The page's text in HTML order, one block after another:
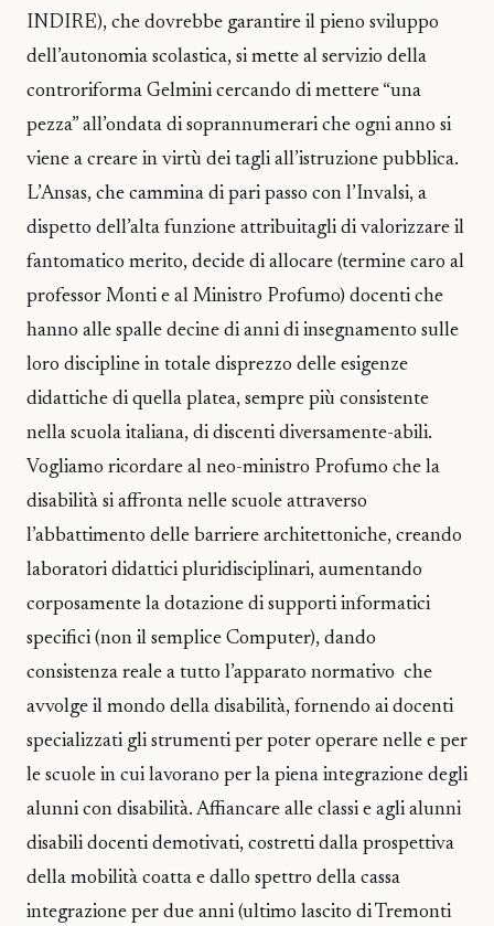
INDIRE), che dovrebbe garantire il pieno sviluppo
dell’autonomia scolastica, si mette al servizio della
controriforma Gelmini cercando di mettere “una
pezza” all’ondata di soprannumerari che ogni anno si
viene a creare in virtù dei tagli all’istruzione pubblica.
L’Ansas, che cammina di pari passo con l’Invalsi, a
dispetto dell’alta funzione attribuitagli di valorizzare il
fantomatico merito, decide di allocare (termine caro al
professor Monti e al Ministro Profumo) docenti che
hanno alle spalle decine di anni di insegnamento sulle
loro discipline in totale disprezzo delle esigenze
didattiche di quella platea, sempre più consistente
nella scuola italiana, di discenti diversamente-abili.
Vogliamo ricordare al neo-ministro Profumo che la
disabilità si affronta nelle scuole attraverso
l’abbattimento delle barriere architettoniche, creando
laboratori didattici pluridisciplinari, aumentando
corposamente la dotazione di supporti informatici
specifici (non il semplice Computer), dando
consistenza reale a tutto l’apparato normativo che
avvolge il mondo della disabilità, fornendo ai docenti
specializzati gli strumenti per poter operare nelle e per
le scuole in cui lavorano per la piena integrazione degli
alunni con disabilità. Affiancare alle classi e agli alunni
disabili docenti demotivati, costretti dalla prospettiva
della mobilità coatta e dallo spettro della cassa
integrazione per due anni (ultimo lascito di Tremonti